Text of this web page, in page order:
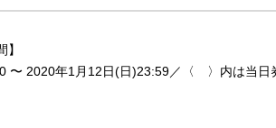
〜 2020年1月12日(日)23:59／〈 〉内は当日